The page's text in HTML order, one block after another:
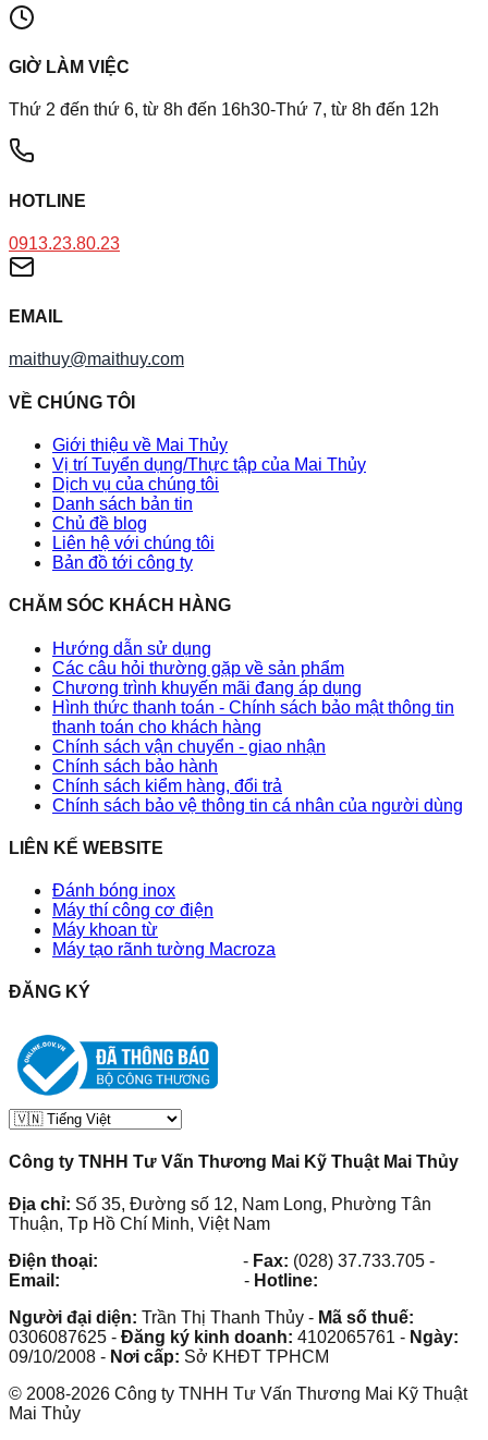
GIỜ LÀM VIỆC
Thứ 2 đến thứ 6, từ 8h đến 16h30-Thứ 7, từ 8h đến 12h
HOTLINE
0913.23.80.23
EMAIL
maithuy@maithuy.com
VỀ CHÚNG TÔI
Giới thiệu về Mai Thủy
Vị trí Tuyển dụng/Thực tập của Mai Thủy
Dịch vụ của chúng tôi
Danh sách bản tin
Chủ đề blog
Liên hệ với chúng tôi
Bản đồ tới công ty
CHĂM SÓC KHÁCH HÀNG
Hướng dẫn sử dụng
Các câu hỏi thường gặp về sản phẩm
Chương trình khuyến mãi đang áp dụng
Hình thức thanh toán - Chính sách bảo mật thông tin
thanh toán cho khách hàng
Chính sách vận chuyển - giao nhận
Chính sách bảo hành
Chính sách kiểm hàng, đổi trả
Chính sách bảo vệ thông tin cá nhân của người dùng
LIÊN KẾ WEBSITE
Đánh bóng inox
Máy thí công cơ điện
Máy khoan từ
Máy tạo rãnh tường Macroza
ĐĂNG KÝ
Công ty TNHH Tư Vấn Thương Mai Kỹ Thuật Mai Thủy
Địa chỉ: Số 35, Đường số 12, Nam Long, Phường Tân
Thuận, Tp Hồ Chí Minh, Việt Nam
Điện thoại:
- Fax: (028) 37.733.705 -
Email:
- Hotline:
Người đại diện: Trần Thị Thanh Thủy - Mã số thuế:
0306087625 - Đăng ký kinh doanh: 4102065761 - Ngày:
09/10/2008 - Nơi cấp: Sở KHĐT TPHCM
© 2008-2026 Công ty TNHH Tư Vấn Thương Mai Kỹ Thuật
Mai Thủy